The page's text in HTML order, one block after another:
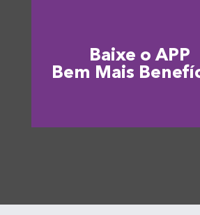
Baixe o APP
Bem Mais